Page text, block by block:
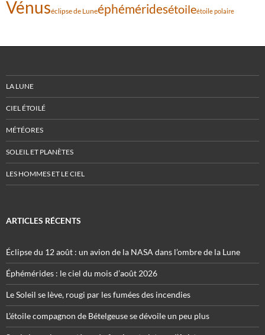
Vénuséclipse de Luneéphéméridesétoileétoile polaire
LA LUNE
CIEL ÉTOILÉ
MÉTÉORES
SOLEIL ET PLANÈTES
LES HOMMES ET LE CIEL
ARTICLES RÉCENTS
Éclipse du 12 août : un avion de la NASA dans l’ombre de la Lune
Éphémérides : le ciel du mois d’août 2026
Le Soleil se lève, rougi par les fumées des incendies
L’étoile compagnon de Bételgeuse se dévoile un peu plus